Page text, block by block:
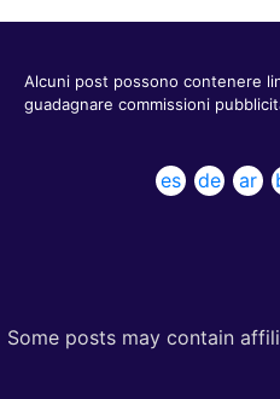
Alcuni post possono contenere
guadagnare commissioni
es de ar
Some posts may contain